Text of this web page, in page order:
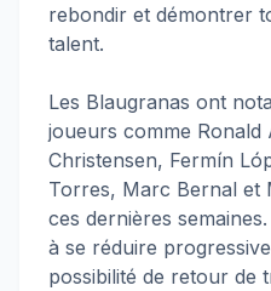
rebondir et démontrer
talent.
Les Blaugranas ont
joueurs comme Ronald
Christensen, Fermín
Torres, Marc Bernal et
ces dernières
à se réduire
possibilité de retour de